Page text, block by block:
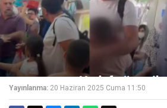
Yayınlanma: 20 Haziran 2025 Cuma 11:50